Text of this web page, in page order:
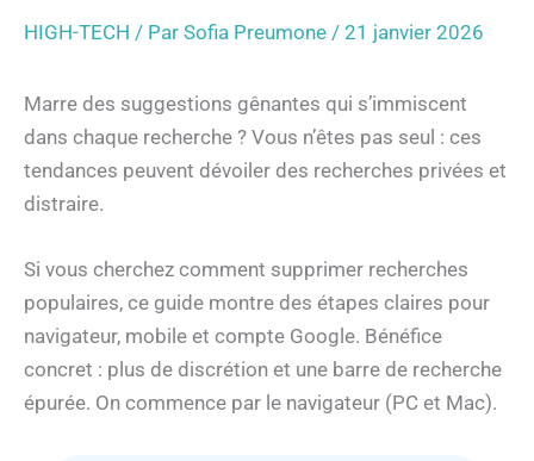
HIGH-TECH / Par Sofia Preumone / 21 janvier 2026
Marre des suggestions gênantes qui s’immiscent
dans chaque recherche ? Vous n’êtes pas seul : ces
tendances peuvent dévoiler des recherches privées et
distraire.
Si vous cherchez comment supprimer recherches
populaires, ce guide montre des étapes claires pour
navigateur, mobile et compte Google. Bénéfice
concret : plus de discrétion et une barre de recherche
épurée. On commence par le navigateur (PC et Mac).